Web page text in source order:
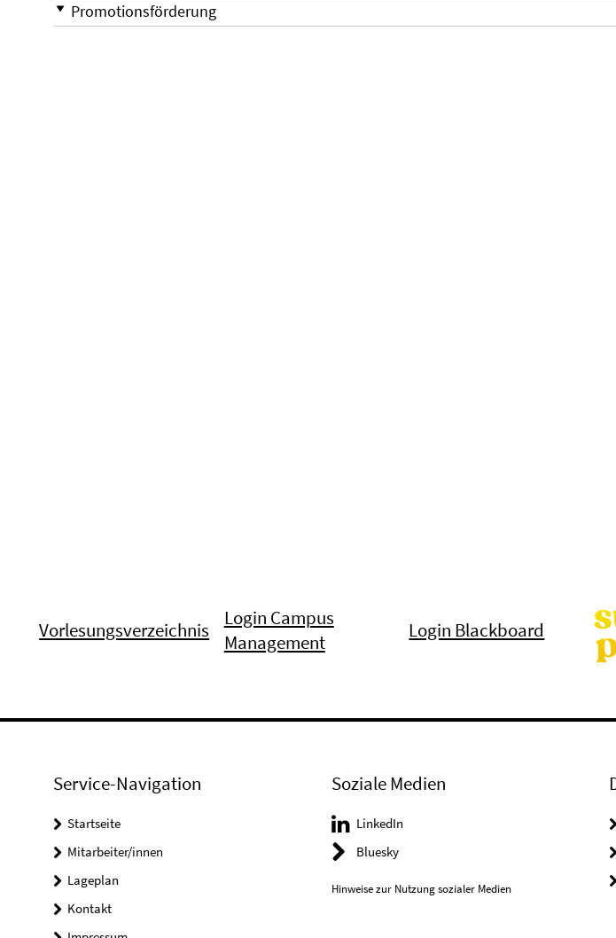
Promotionsförderung
Vorlesungsverzeichnis
Login Campus
Management
Login Blackboard
Service-Navigation
Startseite
Mitarbeiter/innen
Lageplan
Kontakt
Soziale Medien
LinkedIn
Bluesky
Hinweise zur Nutzung sozialer Medien